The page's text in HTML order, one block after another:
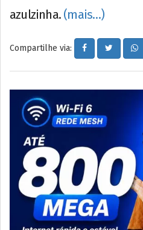
azulzinha. (mais…)
Compartilhe via: